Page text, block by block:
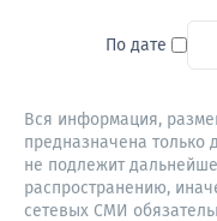
По дате
Вся информация,
предназначена только
не подлежит
распространению,
сетевых СМИ